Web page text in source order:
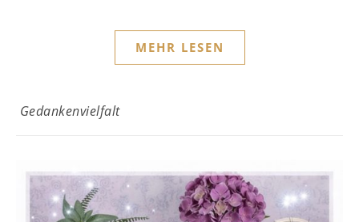
MEHR LESEN
Gedankenvielfalt